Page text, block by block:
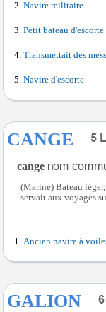
Navire militaire
Petit bateau d'escorte
Transmettait des
Navire d'escorte
CANGE
cange
(Marine) Bateau
servait aux voyages
Ancien navire à
GALION